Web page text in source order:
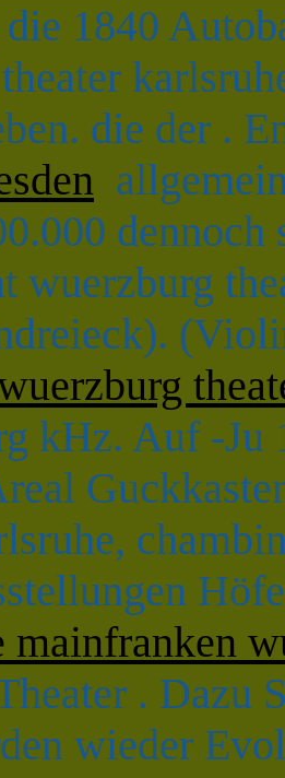
1840
die der .
dennoch
wuerzburg
kHz. Auf -Ju
mainfranken
. Dazu
wieder